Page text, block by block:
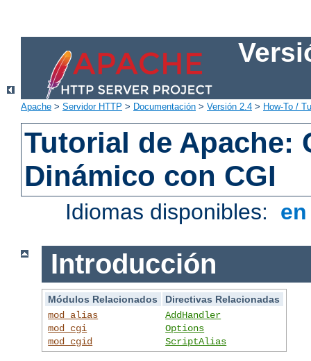
Apache > Servidor HTTP > Documentación > Versión 2.4 > How-To /
Tutorial de Apache:
Dinámico con CGI
Idiomas disponibles:
Introducción
Módulos Relacionados
Directivas Relacionadas
mod_alias
mod_cgi
mod_cgid
AddHandler
Options
ScriptAlias